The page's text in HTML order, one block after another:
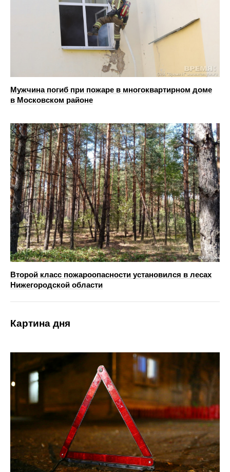
Мужчина погиб при пожаре в многоквартирном доме
в Московском районе
Второй класс пожароопасности установился в лесах
Нижегородской области
Картина дня